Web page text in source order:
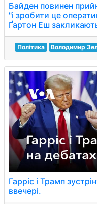
Байден повинен
"і зробити це
Ґартон Еш
Політика Володимир
Гарріс і Трамп
ввечері.